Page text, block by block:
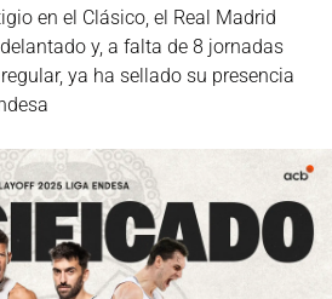
en el Clásico, el Real Madrid
y, a falta de 8 jornadas
ya ha sellado su presencia